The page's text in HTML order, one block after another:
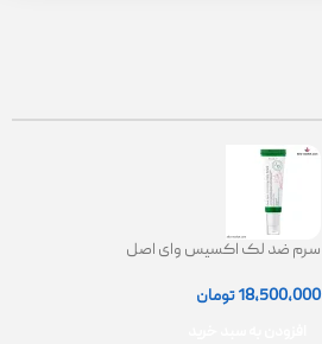
سرم ضد لک اکسیس وای اصل
18,500,000تومان